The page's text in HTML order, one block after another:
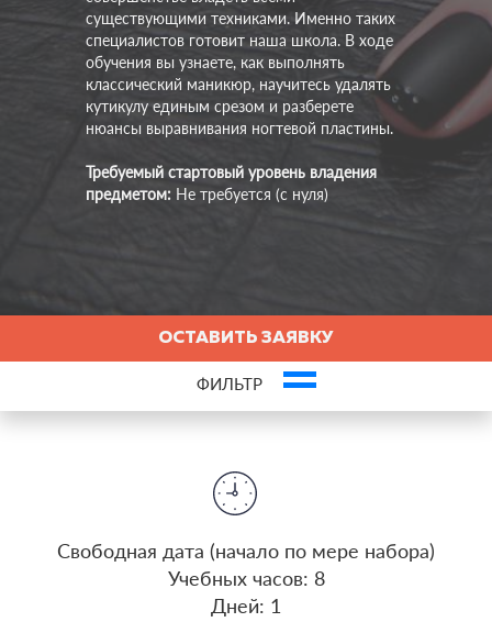
существующими техниками. Именно таких
специалистов готовит наша школа. В ходе
обучения вы узнаете, как выполнять
классический маникюр, научитесь удалять
кутикулу единым срезом и разберете
нюансы выравнивания ногтевой пластины.
Требуемый стартовый уровень владения
предметом:Не требуется (с нуля)
Cвободная дата (начало по мере набора)
Учебных часов: 8
Дней: 1
ОСТАВИТЬ ЗАЯВКУ
ФИЛЬТР
Это ваша компания? Зарегистрируйте представителя и получите новых